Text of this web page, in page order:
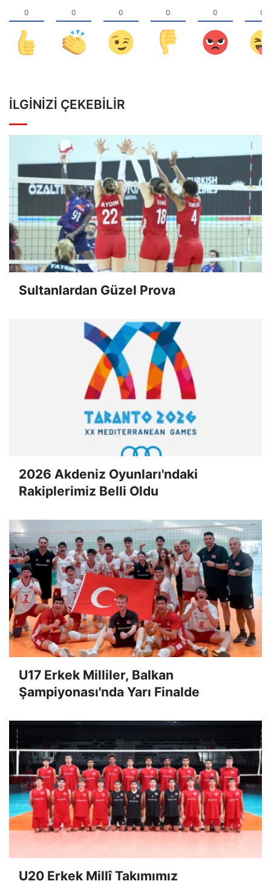
İLGINIZI ÇEKEBILIR
Sultanlardan Güzel Prova
2026 Akdeniz Oyunları'ndaki
Rakiplerimiz Belli Oldu
U17 Erkek Milliler, Balkan
Şampiyonası'nda Yarı Finalde
U20 Erkek Millî Takımımız